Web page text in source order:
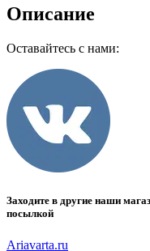
Описание
Оставайтесь с нами:
Заходите в другие наши
посылкой
Ariavarta.ru